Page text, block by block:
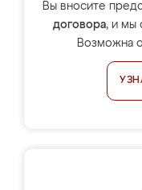
Вы вносите
договора, и мы
Возможна